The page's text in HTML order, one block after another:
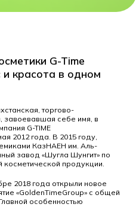
G-Time
и красота в одном
торгово-
завоевавшая себе имя, в
G-TIME
2012 года. В 2015 году,
КазНАЕН им. Аль-
завод «Шугла Шунгит» по
косметической продукции.
2018 года открыли новое
«GoldenTimeGroup» с общей
особенностью